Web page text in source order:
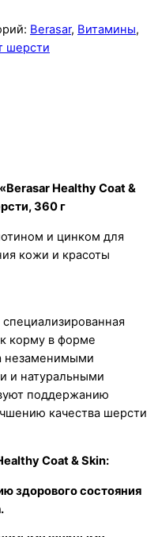
Berasar, Витамины,
шерсти
Healthy Coat &
360 г
и цинком для
кожи и красоты
корму в форме
незаменимыми
и натуральными
поддержанию
качества шерсти
Coat & Skin:
здорового состояния